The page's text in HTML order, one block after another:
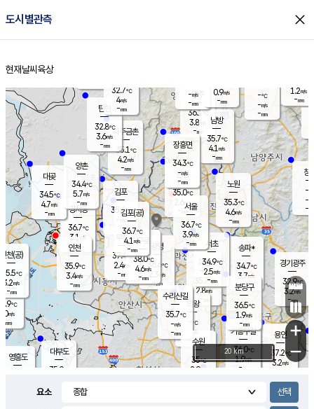
도시별관측 close
홈
현재날씨 육상
의도
℃
m/s
mm
영흥도
양주
36.1℃
3.8
-mm
과천
35.7℃
2.8m/s
- mm
용인
37.2℃
3.2m/s
경기광주
32.9℃
3.2m/s
-mm
대부도
35.0
경서동
36.7℃
3.1 m/s
-mm
파주금촌
35.1℃
4.2m/s
-mm
-℃
-m/s
-mm
대곶
34.5℃
4.7m/s
-mm
창
-
-m/
-
탄현
32.8℃
3.6m/s
-mm
1.2m/s
-mm
의왕
- ℃
m/s
mm
김포
35.6℃
-m/s
mm
광명
36.6 ℃
2.3 m/s
-mm
부천
37.4℃
2.4m/s
-mm
양촌
34.4℃
5.7m/s
-mm
구로
38.0℃
4.6m/s
-mm
은평
35.0℃
2.6 m/s
- mm
노원
35.3℃
4.6m/s
-mm
송파*
34.7℃
3.7m/s
-mm
서초
34.9℃
2.5m/s
-mm
남방
35.7℃
4.1 m/s
-mm
기흥구갈
36.0℃
1.9m/s
-
수리산길
35.7℃
-m/s
-mm
분당구
36.5℃
1.9m/s
-mm
장흥면
34.3℃
-m/s
-mm
-m/s
-mm
인천(공)
35.5℃
3.2m/s
-mm
김포(공)
36.7℃
4.1 m/s
-mm
수원
35℃
2.9m/s
인천
35.9℃
3.4m/s
-mm
서울
36.7℃
3.9m/s
-mm
32.7℃
4m/s
-mm
0.9m/s
-mm
+
−
20 km
요소